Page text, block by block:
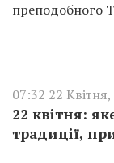
преподобного
07:32 22
22 квітня:
традиції,